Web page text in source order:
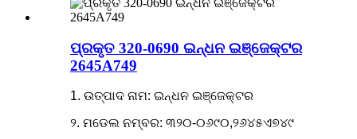
ପ୍ରକୃତ 320-0690 ଇନ୍ଧନ ଇଞ୍ଜେକ୍ଟର
2645A749
1. ଉତ୍ପାଦ ନାମ: ଇନ୍ଧନ ଇଞ୍ଜେକ୍ଟର
୨. ମଡେଲ ନମ୍ବର: ୩୨୦-୦୬୯୦,୨୬୪୫ଏ୭୪୯